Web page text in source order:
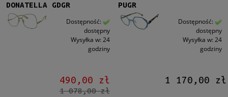
DONATELLA GDGR
Dostępność:
dostępny
Wysyłka w: 24
godziny
490,00 zł
1 078,00 zł
PUGR
Dostępność:
dostępny
Wysyłka w: 24
godziny
1 170,00 zł